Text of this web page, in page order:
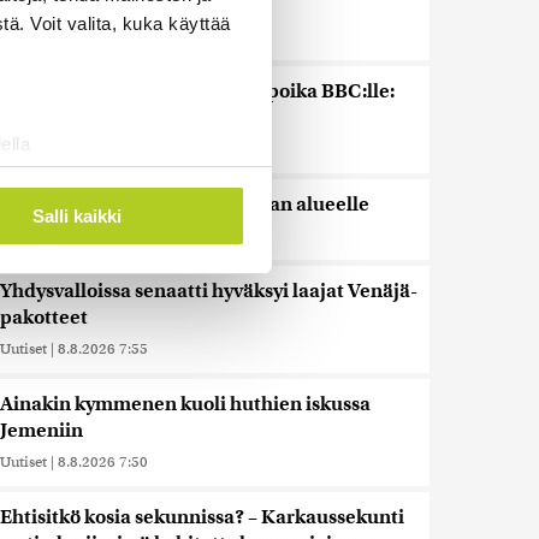
Voit valita, kuka käyttää
. Voit muuttaa
tukemiseen
alan
tietoja muihin tietoihin, joita
siirtää ulkomaille.
Salli kaikki
vastatoimena Italialle
Uutiset | 8.8.2026 8:31
Yhdysvaltojen ex-presidentin poika BBC:lle:
Uutiset
Venäjä teki jälleen iskuja Kiovan alueelle
Yhdysvalloissa senaatti hyväksyi laajat Venäjä-
pakotteet
Uutiset | 8.8.2026 7:55
Ainakin kymmenen kuoli huthien iskussa
Jemeniin
Uutiset | 8.8.2026 7:50
Ehtisitkö kosia sekunnissa? – Karkaussekunti